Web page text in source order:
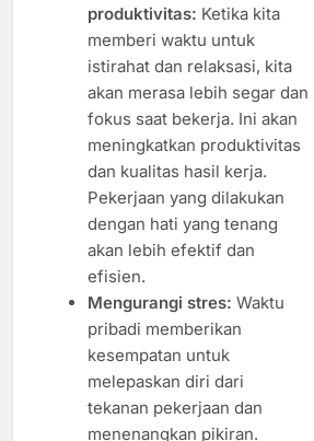
produktivitas: Ketika kita
memberi waktu untuk
istirahat dan relaksasi, kita
akan merasa lebih segar dan
fokus saat bekerja. Ini akan
meningkatkan produktivitas
dan kualitas hasil kerja.
Pekerjaan yang dilakukan
dengan hati yang tenang
akan lebih efektif dan
efisien.
Mengurangi stres: Waktu
pribadi memberikan
kesempatan untuk
melepaskan diri dari
tekanan pekerjaan dan
menenangkan pikiran.